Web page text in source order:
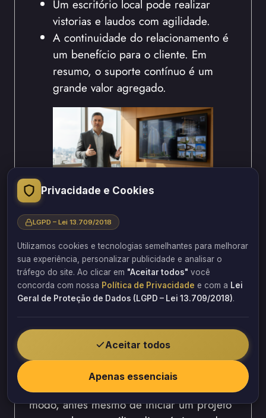
Um escritório local pode realizar
vistorias e laudos com agilidade.
A continuidade do relacionamento é
um benefício para o cliente. Em
resumo, o suporte contínuo é um
grande valor agregado.
O Papel da Engenharia
Diagnóstica na Prevenção
de Problemas
A engenharia diagnóstica desempenha um
de problemas estruturais, tanto em
edificações novas quanto existentes. Desse
modo, antes mesmo de iniciar um projeto
Privacidade e Cookies
LGPD – Lei 13.709/2018
Utilizamos cookies e tecnologias semelhantes para melhorar
sua experiência, personalizar publicidade e analisar o
tráfego do site. Ao clicar em "Aceitar todos" você
concorda com nossa Política de Privacidade e com a Lei
Geral de Proteção de Dados (LGPD – Lei 13.709/2018).
Aceitar todos
Apenas essenciais